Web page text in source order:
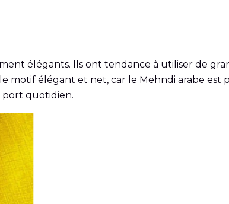
élégants. Ils ont tendance à utiliser de
motif élégant et net, car le Mehndi arabe
port quotidien.